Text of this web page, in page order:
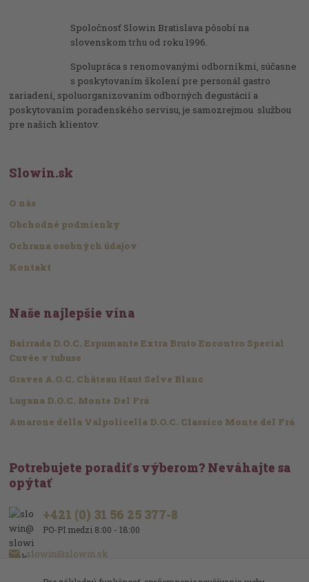
Spoločnosť Slowin Bratislava pôsobí na
slovenskom trhu od roku 1996.
Spolupráca s renomovanými odborníkmi, súčasne
s poskytovaním školení pre personál gastro
zariadení, spoluorganizovaním odborných degustácií a
poskytovaním poradenského servisu, je samozrejmou službou
pre našich klientov.
Slowin.sk
O nás
Obchodné podmienky
Ochrana osobných údajov
Kontakt
Naše najlepšie vína
Bairrada D.O.C. Espumante Extra Bruto Encontro Special
Cuvée v tubuse
Graves A.O.C. Château Haut Selve Blanc
Lugana D.O.C. Monte Del Frá
Amarone della Valpolicella D.O.C. Classico Monte del Frá
Potrebujete poradiť s výberom? Neváhajte sa
opýtať
+421 (0) 31 56 25 377-8
PO-PI medzi 8:00 - 18:00
slowin@slowin.sk